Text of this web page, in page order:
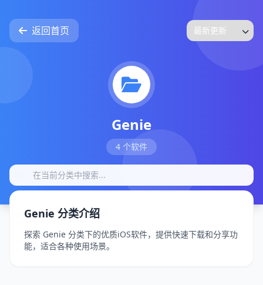
返回首页
Genie
4 个软件
Genie 分类介绍
探索 Genie 分类下的优质iOS软件，提供快速下载和分享功
能，适合各种使用场景。